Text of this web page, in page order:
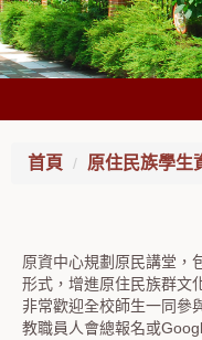
首頁 原住民族學生
原資中心規劃原民講堂，
形式，增進原住民族群文
非常歡迎全校師生一同參
教職員人會總報名或